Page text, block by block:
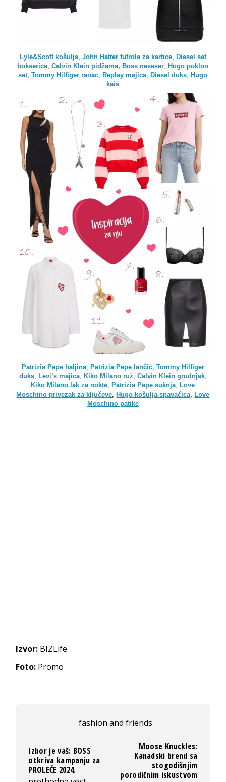
Lyle&Scott košulja, John Hatter futrola za kartice, Diesel set
bokserica ,Calvin Klein pidžama, Boss neseser ,Hugo poklon
set ,Tommy Hilfiger ranac ,Replay majica ,Diesel duks ,Hugo
kaiš
Patrizia Pepe haljina, Patrizia Pepe lančić, Tommy Hilfiger
duks, Levi’s majica, Kiko Milano ruž Calvin Klein grudnjak,
Kiko Milano lak za nokte ,Patrizia Pepe suknja ,Love
Moschino privezak za ključeve ,Hugo košulja-spavaćica ,Love
Moschino patike
Izvor: BIZLife
Foto: Promo
fashion and friends
Izbor je vaš: BOSS
otkriva kampanju za
PROLEĆE 2024.
Moose Knuckles:
Kanadski brend sa
stogodišnjim
porodičnim iskustvom